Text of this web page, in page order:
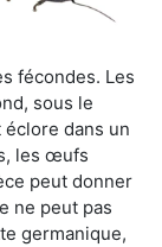
fécondes. Les
sous le
dans un
les œufs
peut donner
ne peut pas
germanique,